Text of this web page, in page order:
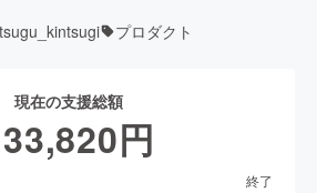
プロダクト
現在の支援総額
円
終了